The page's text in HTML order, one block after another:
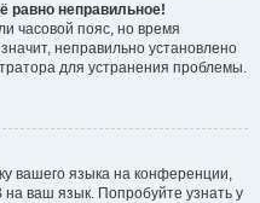
равно неправильное!
часовой пояс, но время
неправильно установлено
для устранения проблемы.
вашего языка на конференции,
ваш язык. Попробуйте узнать у